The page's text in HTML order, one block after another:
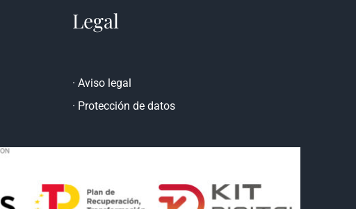
Legal
· Aviso legal
· Protección de datos